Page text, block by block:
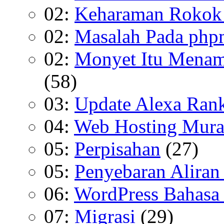
02: Keharaman
02: Masalah Pada
02: Monyet Itu
(58)
03: Update Alexa
04: Web Hosting
05: Perpisahan (27)
05: Penyebaran Aliran
06: WordPress Bahasa
07: Migrasi (29)